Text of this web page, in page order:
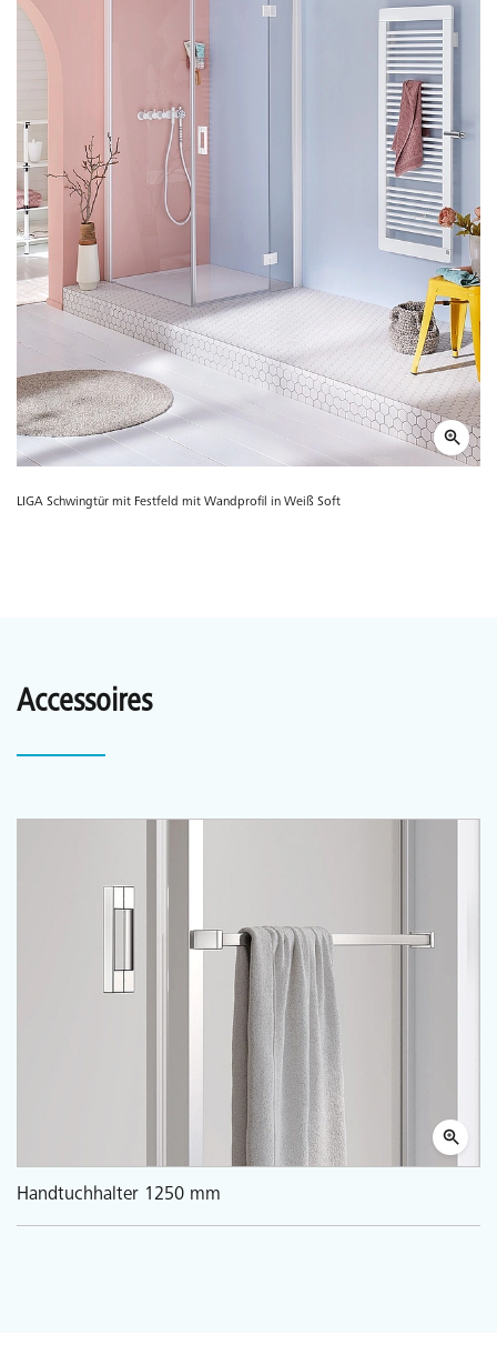
LIGA Schwingtür mit Festfeld mit Wandprofil in Weiß Soft
Accessoires
Handtuchhalter 1250 mm